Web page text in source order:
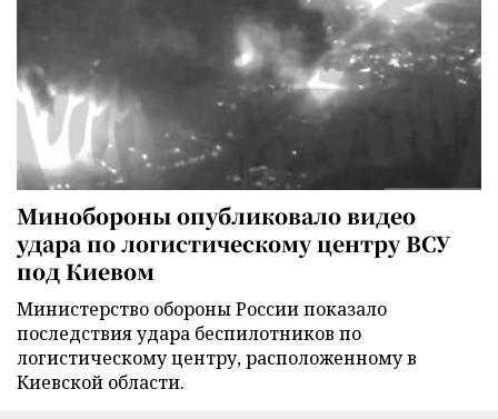
Минобороны опубликовало видео
удара по логистическому центру ВСУ
под Киевом
Министерство обороны России показало
последствия удара беспилотников по
логистическому центру, расположенному в
Киевской области.